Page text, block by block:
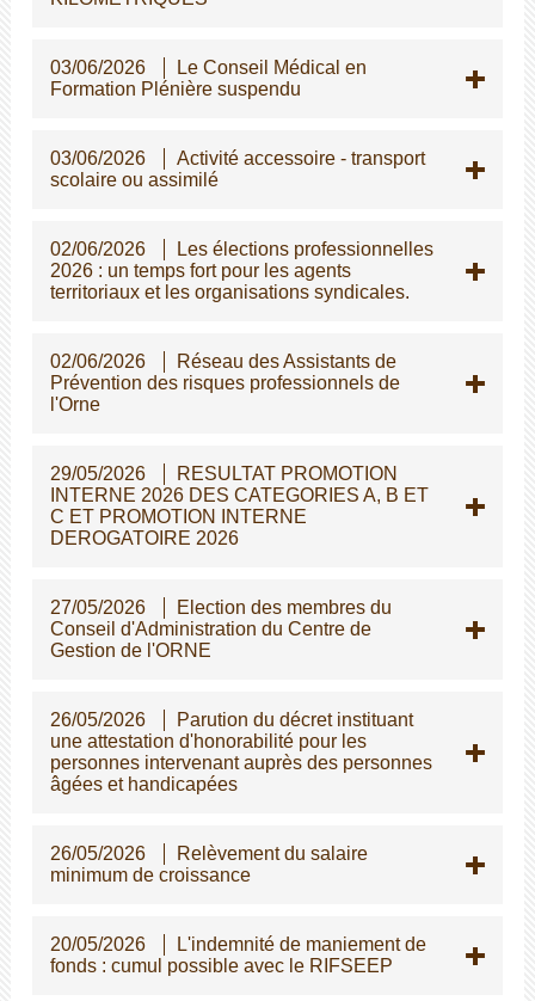
03/06/2026
Le Conseil Médical en
Formation Plénière suspendu
03/06/2026
Activité accessoire - transport
scolaire ou assimilé
02/06/2026
Les élections professionnelles
2026 : un temps fort pour les agents
territoriaux et les organisations syndicales.
02/06/2026
Réseau des Assistants de
Prévention des risques professionnels de
l'Orne
29/05/2026
RESULTAT PROMOTION
INTERNE 2026 DES CATEGORIES A, B ET
C ET PROMOTION INTERNE
DEROGATOIRE 2026
27/05/2026
Election des membres du
Conseil d'Administration du Centre de
Gestion de l'ORNE
26/05/2026
Parution du décret instituant
une attestation d'honorabilité pour les
personnes intervenant auprès des personnes
gées et handicapées
26/05/2026
Relèvement du salaire
minimum de croissance
20/05/2026
L'indemnité de maniement de
fonds : cumul possible avec le RIFSEEP